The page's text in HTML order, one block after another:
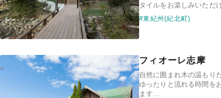
タイルをお楽しみいただ
#東紀州(紀北町)
フィオーレ志摩
自然に囲まれ木の温もり
ゆったりと流れる時間を
ます…